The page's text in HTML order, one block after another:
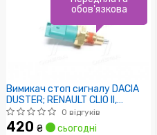
Вимикач стоп сигналу DACIA
DUSTER; RENAULT CLIO II,
LAGUNA II 1.0-3.0 09.98-
0 відгуків
420 ₴ сьогодні
обов'язкова